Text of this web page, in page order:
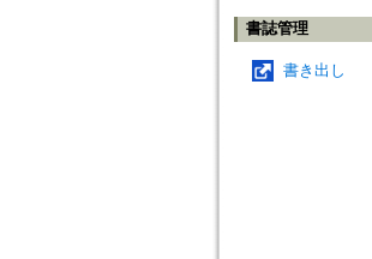
書誌管理
書き出し